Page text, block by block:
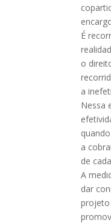
É
o
a
Nessa
a
de
A
dar
projeto